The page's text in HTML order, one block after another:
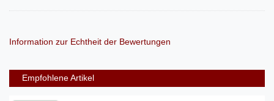
Information zur Echtheit der Bewertungen
Empfohlene Artikel